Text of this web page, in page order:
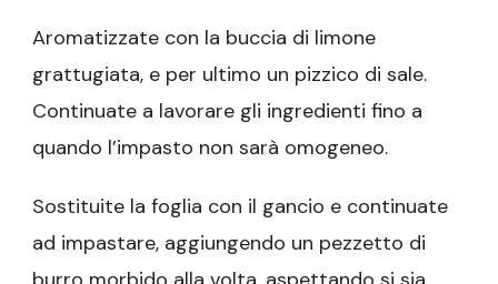
Aromatizzate con la buccia di limone
grattugiata, e per ultimo un pizzico di sale.
Continuate a lavorare gli ingredienti fino a
quando l’impasto non sarà omogeneo.
Sostituite la foglia con il gancio e continuate
ad impastare, aggiungendo un pezzetto di